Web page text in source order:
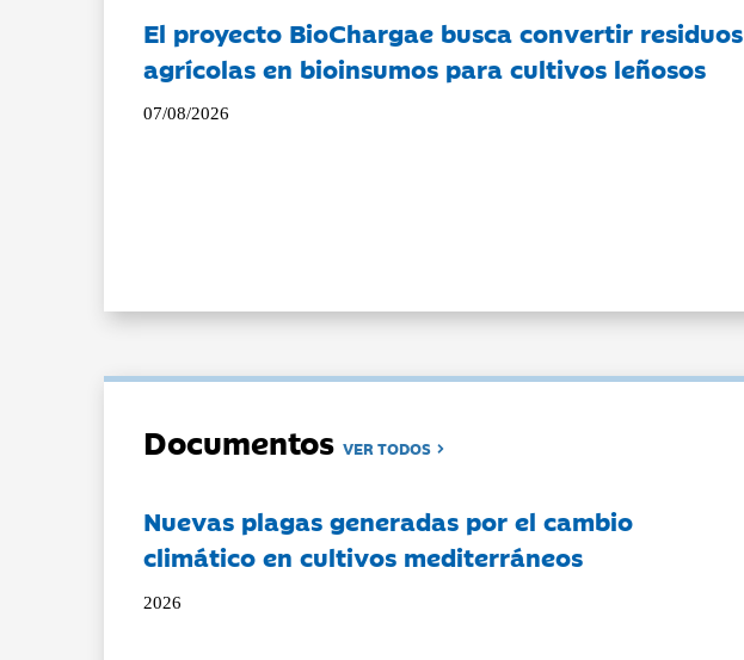
El proyecto BioChargae busca convertir residuos
agrícolas en bioinsumos para cultivos leñosos
07/08/2026
DocumentosVER TODOS
Nuevas plagas generadas por el cambio
climático en cultivos mediterráneos
2026